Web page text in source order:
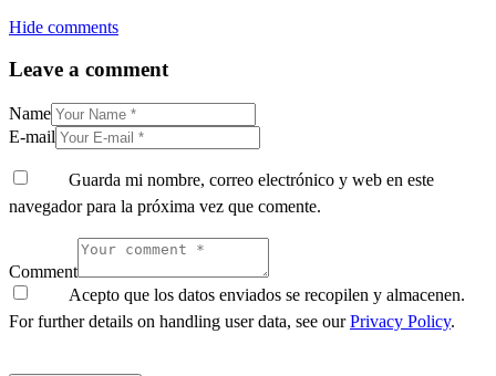
Hide comments
Leave a comment
Name
E-mail
Guarda mi nombre, correo electrónico y web en este
navegador para la próxima vez que comente.
Comment
Acepto que los datos enviados se recopilen y almacenen.
For further details on handling user data, see ourPrivacy Policy.